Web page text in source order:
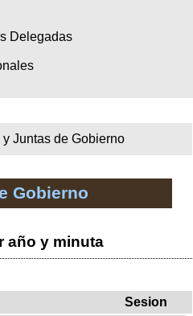
Delegadas
y Juntas de Gobierno
Gobierno
año y minuta
Sesion